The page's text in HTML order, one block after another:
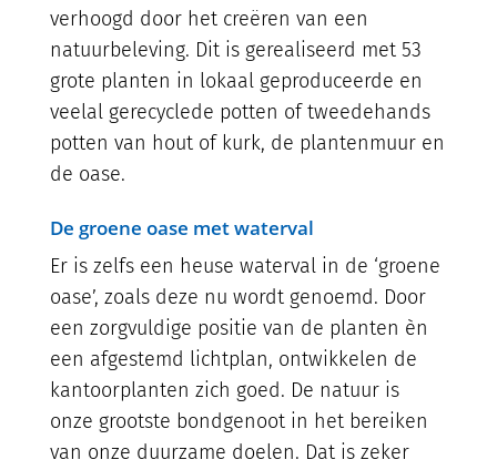
verhoogd door het creëren van een
natuurbeleving. Dit is gerealiseerd met 53
grote planten in lokaal geproduceerde en
veelal gerecyclede potten of tweedehands
potten van hout of kurk, de plantenmuur en
de oase.
De groene oase met waterval
Er is zelfs een heuse waterval in de ‘groene
oase’, zoals deze nu wordt genoemd. Door
een zorgvuldige positie van de planten èn
een afgestemd lichtplan, ontwikkelen de
kantoorplanten zich goed. De natuur is
onze grootste bondgenoot in het bereiken
van onze duurzame doelen. Dat is zeker